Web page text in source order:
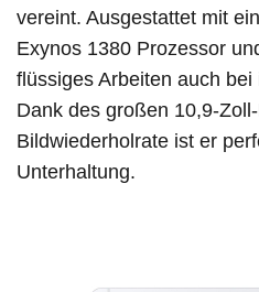
vereint. Ausgestattet mit
Exynos 1380 Prozessor
flüssiges Arbeiten auch
Dank des großen 10,9-
Bildwiederholrate ist er
Unterhaltung.